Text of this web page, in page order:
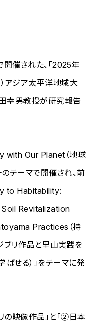
催された、「2025年
アジア太平洋地域大
幸男教授が研究報告
with Our Planet （地球
のテーマで開催され、前
to Habitability:
Soil Revitalization
Practices （持
ブリ作品と里山実践を
せる）」をテーマに発
の映像作品」と「②日本